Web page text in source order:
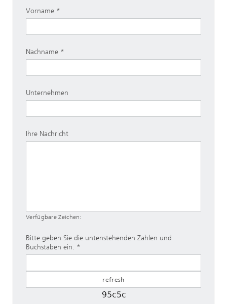
Vorname
Nachname
Unternehmen
Ihre Nachricht
Verfügbare Zeichen:
Bitte geben Sie die untenstehenden Zahlen und
Buchstaben ein.